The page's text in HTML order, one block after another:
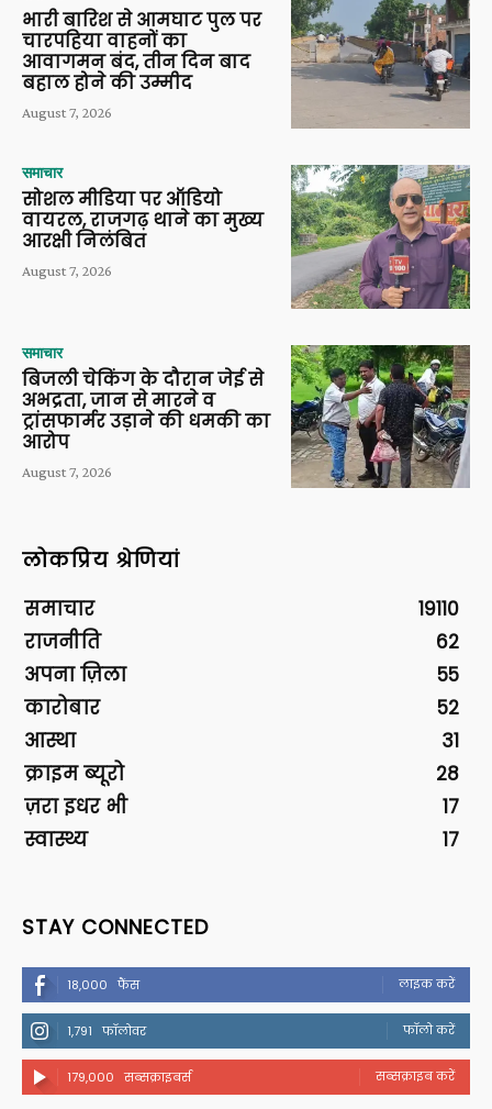
भारी बारिश से आमघाट पुल पर
चारपहिया वाहनों का
आवागमन बंद, तीन दिन बाद
बहाल होने की उम्मीद
August 7, 2026
समाचार
सोशल मीडिया पर ऑडियो
वायरल, राजगढ़ थाने का मुख्य
आरक्षी निलंबित
August 7, 2026
समाचार
बिजली चेकिंग के दौरान जेई से
अभद्रता, जान से मारने व
ट्रांसफार्मर उड़ाने की धमकी का
आरोप
August 7, 2026
लोकप्रिय श्रेणियां
समाचार
19110
राजनीति
62
अपना ज़िला
55
कारोबार
52
आस्था
31
क्राइम ब्यूरो
28
ज़रा इधर भी
17
स्वास्थ्य
17
STAY CONNECTED
18,000 फैंस लाइक करें
1,791 फॉलोवर फॉलो करें
179,000 सब्सक्राइबर्स सब्सक्राइब करें